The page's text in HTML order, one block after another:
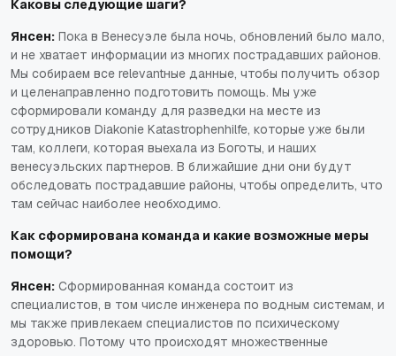
Каковы следующие шаги?
Янсен: Пока в Венесуэле была ночь, обновлений было мало,
и не хватает информации из многих пострадавших районов.
Мы собираем все relevantные данные, чтобы получить обзор
и целенаправленно подготовить помощь. Мы уже
сформировали команду для разведки на месте из
сотрудников Diakonie Katastrophenhilfe, которые уже были
там, коллеги, которая выехала из Боготы, и наших
венесуэльских партнеров. В ближайшие дни они будут
обследовать пострадавшие районы, чтобы определить, что
там сейчас наиболее необходимо.
Как сформирована команда и какие возможные меры
помощи?
Янсен: Сформированная команда состоит из
специалистов, в том числе инженера по водным системам, и
мы также привлекаем специалистов по психическому
здоровью. Потому что происходят множественные